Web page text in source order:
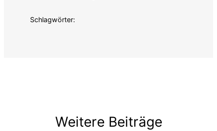
Schlagwörter:
Weitere Beiträge